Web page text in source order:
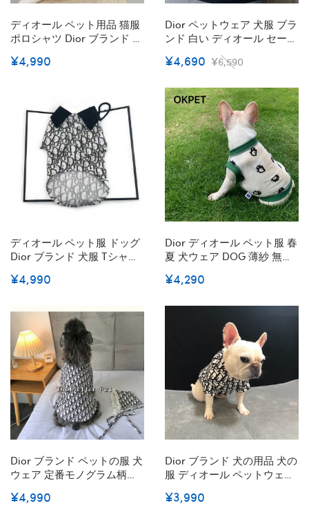
ディオール ペット用品 猫服
ポロシャツ Dior ブランド ペ
袖 暖かい 春秋 ネコちゃん服
¥4,990
Dior ペットウェア 犬服 ブラ
ンド 白い ディオール セータ
ー ふわふわ 保温 秋冬服 ド
ッグウェア 猫服 犬のカーデ
ット 柔らかい 犬 洋服 お出
かけ パーティー誕生日服
¥4,690 ¥6,590
ディオール ペット服 ドッグ
Dior ブランド 犬服 Tシャツ
犬用 猫用品 タンクトップ T
い 小中型ペット服 S~2XL
¥4,990
Dior ディオール ペット服 春
夏 犬ウェア DOG 薄紗 無袖
性 ロゴ入れ 涼しい 紡糸 キ
¥4,290
Dior ブランド ペットの服 犬
ウェア 定番モノグラム柄シ
寝間着 ドッグウェア おしゃ
¥4,990
Dior ブランド 犬の用品 犬の
服 ディオール ペットウェア
服 Tシャツ かわいい 中型犬
¥3,990